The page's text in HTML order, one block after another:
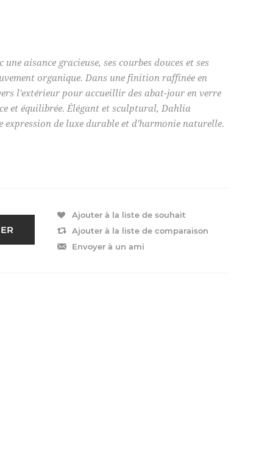
aisance gracieuse, ses courbes douces et ses
organique. Dans une finition raffinée en
l'extérieur pour accueillir des abat-jour en verre
et équilibrée. Élégant et sculptural, Dahlia
de luxe durable et d'harmonie naturelle.